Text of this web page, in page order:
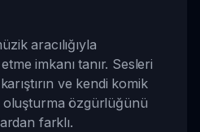
aracılığıyla
etme imkanı tanır. Sesleri
ve kendi komik
oluşturma özgürlüğünü
farklı.